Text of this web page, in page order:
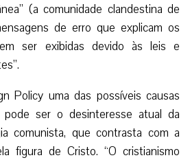
(a comunidade clandestina de
de erro que explicam os
ser exibidas devido às leis e
Policy uma das possíveis causas
pode ser o desinteresse atual da
comunista, que contrasta com a
figura de Cristo. “O cristianismo